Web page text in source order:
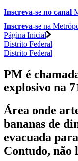
Inscreva-se no canal
Inscreva-se na
Página Inicial
Distrito Federal
Distrito Federal
PM é
explosivo na
Área onde
bananas de
evacuada
Contudo, não